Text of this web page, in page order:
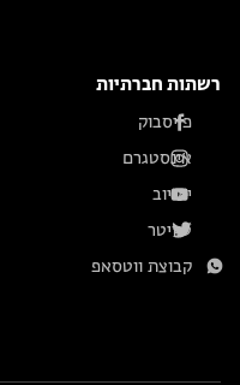
רשתות חברתיות
פייסבוק
אינסטגרם
יוטיוב
טוויטר
קבוצת ווטסאפ